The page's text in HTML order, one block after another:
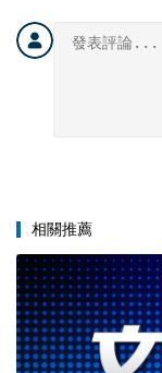
相關推薦